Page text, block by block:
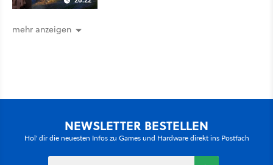
mehr anzeigen
NEWSLETTER BESTELLEN
Hol' dir die neuesten Infos zu Games und Hardware direkt ins Postfach